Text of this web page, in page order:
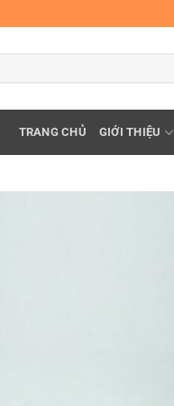
TRANG CHỦ GIỚI THIỆU